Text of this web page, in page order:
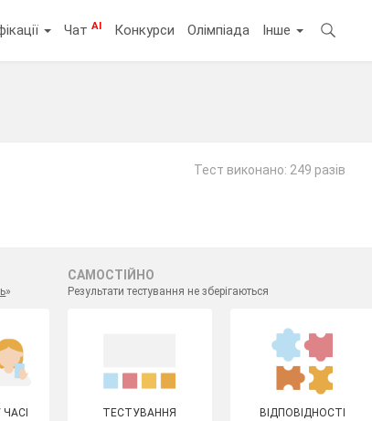
ЧатAI Конкурси Олімпіада Інше
Тест виконано: 249 разів
»
САМОСТІЙНО
Результати тестування не зберігаються
ТЕСТУВАННЯ ВІДПОВІДНОСТІ